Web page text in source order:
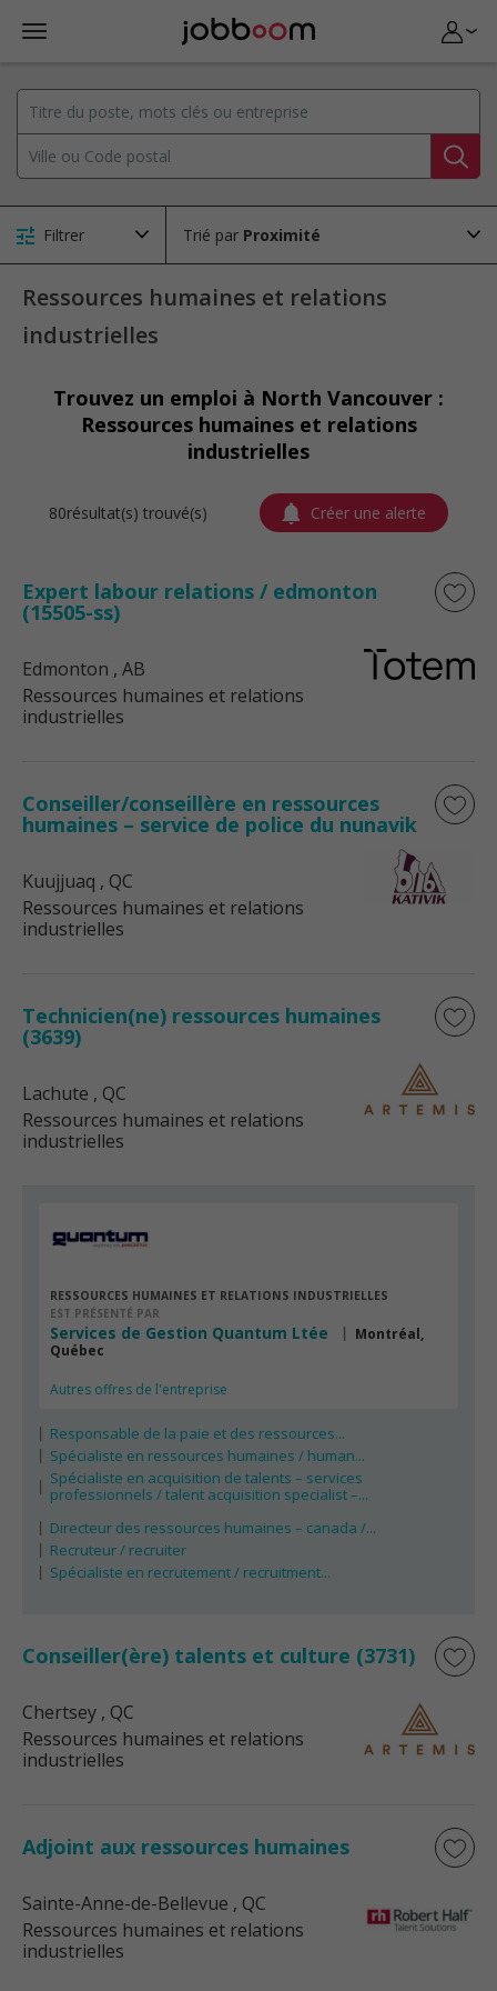
Filtrer Trié par
Ressources humaines et relations
industrielles
Trouvez un emploi à North Vancouver :
Ressources humaines et relations
industrielles
80résultat(s) trouvé(s) Créer une alerte
Expert labour relations / edmonton
(15505-ss)
Edmonton , AB
Ressources humaines et relations
industrielles
Conseiller/conseillère en ressources
humaines – service de police du nunavik
Kuujjuaq , QC
Ressources humaines et relations
industrielles
Technicien(ne) ressources humaines
(3639)
Lachute , QC
Ressources humaines et relations
industrielles
RESSOURCES HUMAINES ET RELATIONS INDUSTRIELLES
EST PRÉSENTÉ PAR
Services de Gestion Quantum Ltée
Montréal,
Québec
Autres offres de l'entreprise
Responsable de la paie et des ressources...
Spécialiste en ressources humaines / human...
Spécialiste en acquisition de talents – services
professionnels / talent acquisition specialist –...
Directeur des ressources humaines – canada /...
Recruteur / recruiter
Spécialiste en recrutement / recruitment...
Conseiller(ère) talents et culture (3731)
Chertsey , QC
Ressources humaines et relations
industrielles
Adjoint aux ressources humaines
Sainte-Anne-de-Bellevue , QC
Ressources humaines et relations
industrielles